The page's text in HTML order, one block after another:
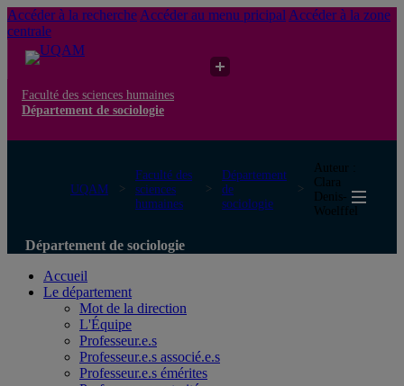
Accéder à la recherche Accéder au menu pricipal Accéder à la zone
centrale
Faculté des sciences humaines
Département de sociologie
UQAM
Faculté des
sciences
humaines
Département
de
sociologie
Auteur :
Clara
Denis-
Woelffel
Département de sociologie
Accueil
Le département
Mot de la direction
L'Équipe
Professeur.e.s
Professeur.e.s associé.e.s
Professeur.e.s émérites